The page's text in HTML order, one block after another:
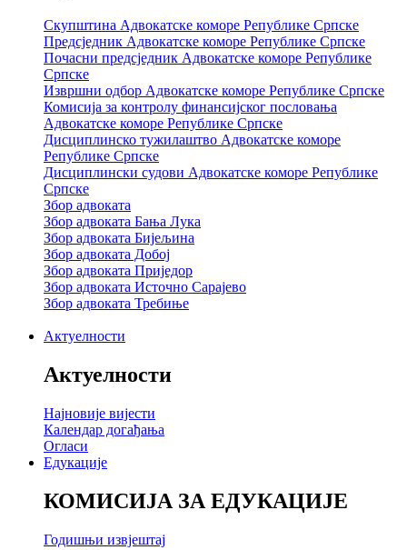
Скупштина Адвокатске коморе Републике Српске
Предсједник Адвокатске коморе Републике Српске
Почасни предсједник Адвокатске коморе Републике
Српске
Извршни одбор Адвокатске коморе Републике Српске
Комисија за контролу финансијског пословања
Адвокатске коморе Републике Српске
Дисциплинско тужилаштво Адвокатске коморе
Републике Српске
Дисциплински судови Адвокатске коморе Републике
Српске
Збор адвоката
Збор адвоката Бања Лука
Збор адвоката Бијељина
Збор адвоката Добој
Збор адвоката Приједор
Збор адвоката Источно Сарајево
Збор адвоката Требиње
Актуелности
Актуелности
Најновије вијести
Календар догађања
Огласи
Едукације
КОМИСИЈА ЗА ЕДУКАЦИЈЕ
Годишњи извјештај